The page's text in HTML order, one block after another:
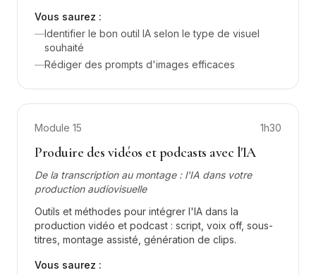
Vous saurez :
—Identifier le bon outil IA selon le type de visuel
souhaité
—Rédiger des prompts d'images efficaces
Module 15 1h30
Produire des vidéos et podcasts avec l'IA
De la transcription au montage : l'IA dans votre
production audiovisuelle
Outils et méthodes pour intégrer l'IA dans la
production vidéo et podcast : script, voix off, sous-
titres, montage assisté, génération de clips.
Vous saurez :